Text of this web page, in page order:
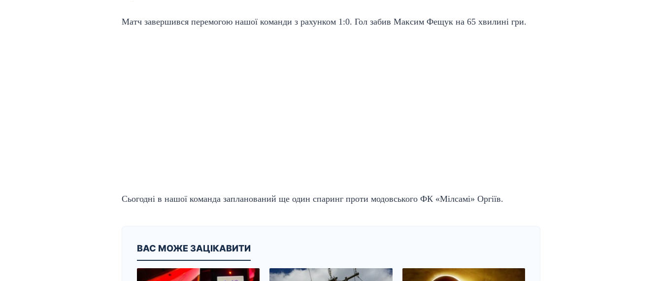
Матч завершився перемогою нашої команди з рахунком 1:0. Гол забив Максим Фещук на 65 хвилині гри.
Сьогодні в нашої команда запланований ще один спаринг проти модовського ФК «Мілсамі» Оргіїв.
ВАС МОЖЕ ЗАЦІКАВИТИ